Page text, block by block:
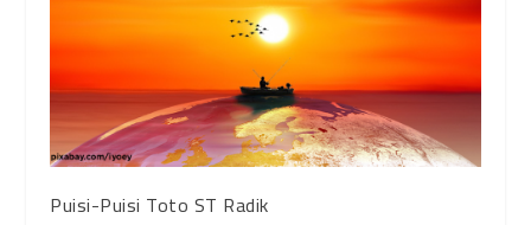
Puisi-Puisi Toto ST Radik